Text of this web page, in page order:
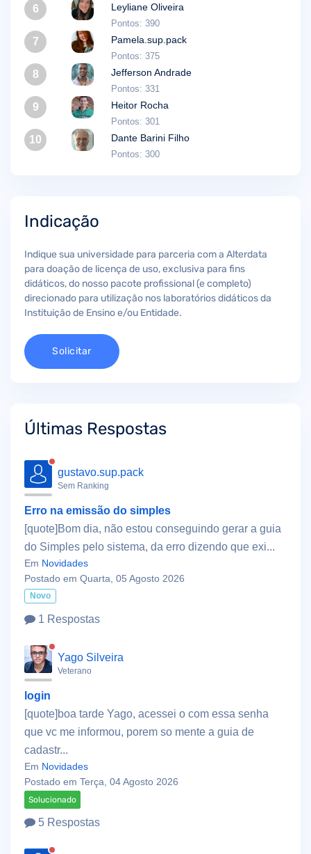
6 Leyliane Oliveira
Pontos: 390
7 Pamela.sup.pack
Pontos: 375
8 Jefferson Andrade
Pontos: 331
9 Heitor Rocha
Pontos: 301
10 Dante Barini Filho
Pontos: 300
Indicação
Indique sua universidade para parceria com a Alterdata
para doação de licença de uso, exclusiva para fins
didáticos, do nosso pacote profissional (e completo)
direcionado para utilização nos laboratórios didáticos da
Instituição de Ensino e/ou Entidade.
Solicitar
Últimas Respostas
gustavo.sup.pack
Sem Ranking
Erro na emissão do simples
[quote]Bom dia, não estou conseguindo gerar a guia
do Simples pelo sistema, da erro dizendo que exi...
Em Novidades
Postado em Quarta, 05 Agosto 2026
Novo
1 Respostas
Yago Silveira
Veterano
login
[quote]boa tarde Yago, acessei o com essa senha
que vc me informou, porem so mente a guia de
cadastr...
Em Novidades
Postado em Terça, 04 Agosto 2026
Solucionado
5 Respostas